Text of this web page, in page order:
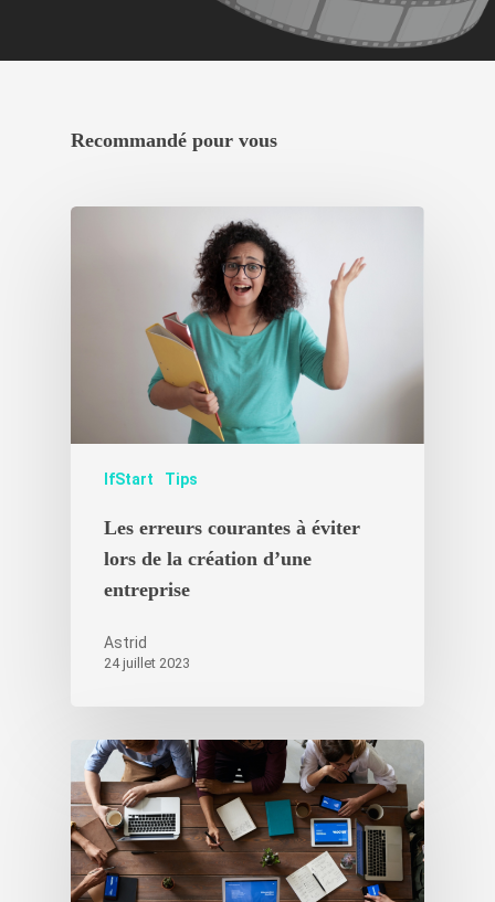
Recommandé pour vous
IfStart Tips
Les erreurs courantes à éviter
lors de la création d’une
entreprise
Astrid
24 juillet 2023